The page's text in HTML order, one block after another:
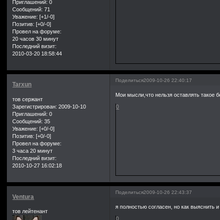
Приглашений: 0
Сообщений: 71
Уважение: [+1/-0]
Позитив: [+0/-0]
Провел на форуме:
20 часов 30 минут
Последний визит:
2010-03-20 18:58:44
Поделиться2009-10-26 22:40:17
Tarxun
тов сержант
Зарегистрирован: 2009-10-10
Приглашений: 0
Сообщений: 35
Уважение: [+0/-0]
Позитив: [+0/-0]
Провел на форуме:
3 часа 20 минут
Последний визит:
2010-10-27 16:02:18
Мои мысли,что нельзя оставлять такое
0
Поделиться2009-10-26 22:43:37
Ventura
тов лейтенант
я полностью согласен, но как выяснить и
0